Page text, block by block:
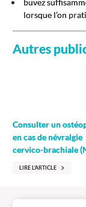
lorsque l’on
Autres
Consulter un
en cas de névralgie
cervico-brachiale
LIRE L'ARTICLE